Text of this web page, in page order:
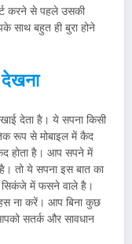
करने से पहले उसकी
साथ बहुत ही बुरा होने
देता है। ये सपना किसी
रूप से मोबाइल में कैद
होता है। आप सपने में
तो ये सपना इस बात का
सिकंजे में फसने वाले है।
ना करें। आप बिना कुछ
सतर्क और सावधान